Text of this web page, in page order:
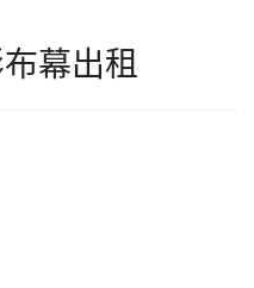
幕出租